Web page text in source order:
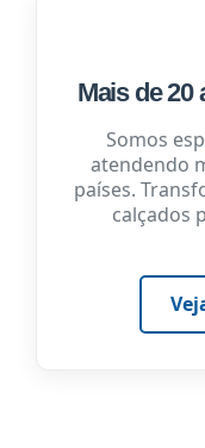
Mais de 20
Somos
atendendo
países.
calçados